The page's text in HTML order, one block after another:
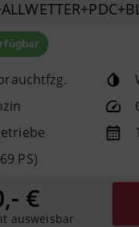
PS)
€
ausweisbar